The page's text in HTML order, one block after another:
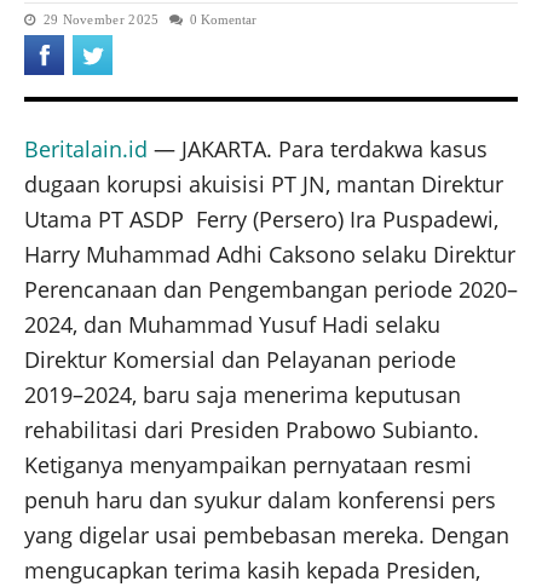
29 November 2025 0 Komentar
Beritalain.id — JAKARTA. Para terdakwa kasus
dugaan korupsi akuisisi PT JN, mantan Direktur
Utama PT ASDP Ferry (Persero) Ira Puspadewi,
Harry Muhammad Adhi Caksono selaku Direktur
Perencanaan dan Pengembangan periode 2020–
2024, dan Muhammad Yusuf Hadi selaku
Direktur Komersial dan Pelayanan periode
2019–2024, baru saja menerima keputusan
rehabilitasi dari Presiden Prabowo Subianto.
Ketiganya menyampaikan pernyataan resmi
penuh haru dan syukur dalam konferensi pers
yang digelar usai pembebasan mereka. Dengan
mengucapkan terima kasih kepada Presiden,